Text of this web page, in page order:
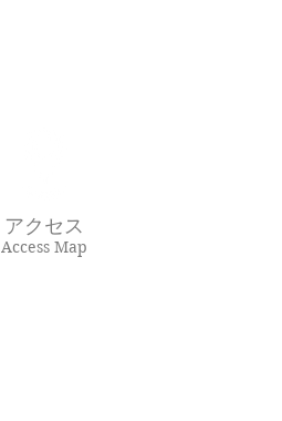
アクセス
Access Map